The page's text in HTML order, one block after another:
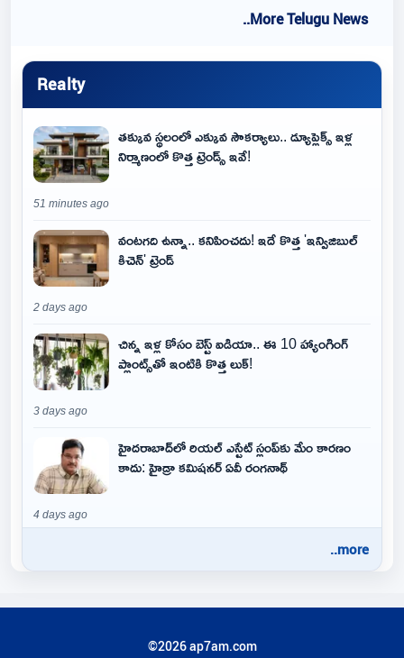
..More Telugu News
Realty
తక్కువ స్థలంలో ఎక్కువ సౌకర్యాలు.. డ్యూప్లెక్స్ ఇళ్ల
నిర్మాణంలో కొత్త ట్రెండ్స్ ఇవే!
51 minutes ago
వంటగది ఉన్నా.. కనిపించదు! ఇదే కొత్త 'ఇన్విజిబుల్
కిచెన్' ట్రెండ్
2 days ago
చిన్న ఇళ్ల కోసం బెస్ట్ ఐడియా.. ఈ 10 హ్యాంగింగ్
ప్లాంట్స్‌తో ఇంటికి కొత్త లుక్!
3 days ago
హైదరాబాద్‌లో రియల్ ఎస్టేట్ స్లంప్‌కు మేం కారణం
కాదు: హైడ్రా కమిషనర్ ఏవీ రంగనాథ్
4 days ago
..more
©2026 ap7am.com